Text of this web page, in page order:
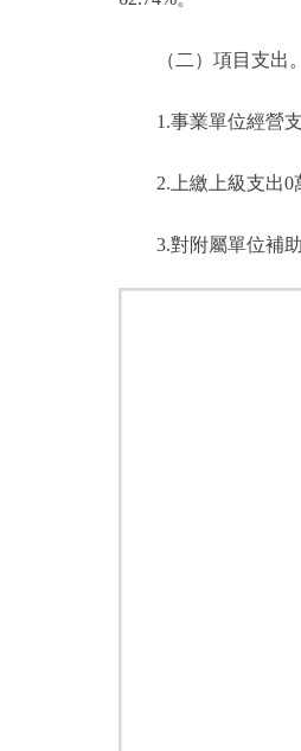
（二）項目支出。
1.事業單位經營支
2.上繳上級支出0
3.對附屬單位補助